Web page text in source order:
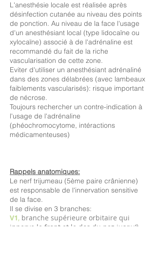
L'anesthésie locale est réalisée après
désinfection cutanée au niveau des points
de ponction. Au niveau de la face l'usage
d'un anesthésiant local (type lidocaïne ou
xylocaïne) associé à de l'adrénaline est
recommandé du fait de la riche
vascularisation de cette zone.
Eviter d'utiliser un anesthésiant adrénaliné
dans des zones délabrées (avec lambeaux
faiblements vascularisés): risque important
de nécrose.
Toujours rechercher un contre-indication à
l'usage de l'adrénaline
(phéochromocytome, intéractions
médicamenteuses)
Rappels anatomiques:
Le nerf trijumeau (5ème paire crânienne)
est responsable de l'innervation sensitive
de la face.
Il se divise en 3 branches:
V1, branche supérieure orbitaire qui
innerve le front et le dos du nez jusqu’à